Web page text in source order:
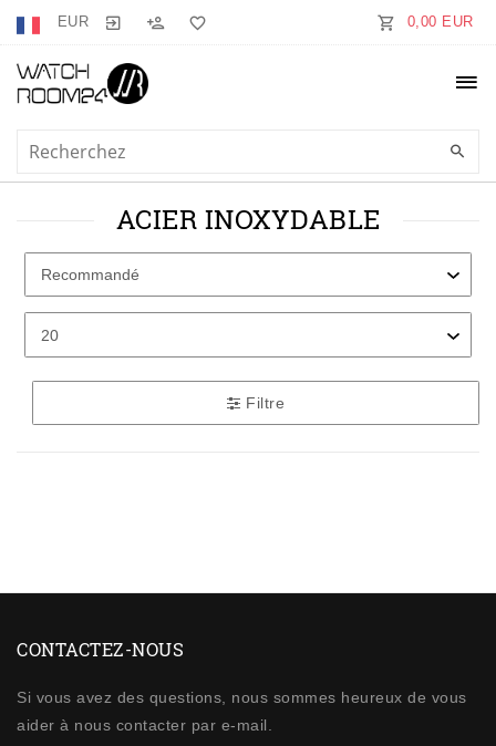
EUR 0,00 EUR
ACIER INOXYDABLE
Filtre
CONTACTEZ-NOUS
Si vous avez des questions, nous sommes heureux de vous
aider à nous contacter par e-mail.